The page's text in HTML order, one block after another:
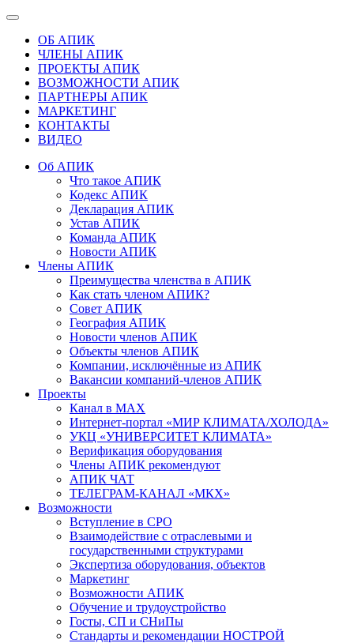
ОБ АПИК
ЧЛЕНЫ АПИК
ПРОЕКТЫ АПИК
ВОЗМОЖНОСТИ АПИК
ПАРТНЕРЫ АПИК
МАРКЕТИНГ
КОНТАКТЫ
ВИДЕО
Об АПИК
Что такое АПИК
Кодекс АПИК
Декларация АПИК
Устав АПИК
Команда АПИК
Новости АПИК
Члены АПИК
Преимущества членства в АПИК
Как стать членом АПИК?
Совет АПИК
География АПИК
Новости членов АПИК
Объекты членов АПИК
Компании, исключённые из АПИК
Вакансии компаний-членов АПИК
Проекты
Канал в MAX
Интернет-портал «МИР КЛИМАТА/ХОЛОДА»
УКЦ «УНИВЕРСИТЕТ КЛИМАТА»
Верификация оборудования
Члены АПИК рекомендуют
АПИК ЧАТ
ТЕЛЕГРАМ-КАНАЛ «МКХ»
Возможности
Вступление в СРО
Взаимодействие с отраслевыми и
государственными структурами
Экспертиза оборудования, объектов
Маркетинг
Возможности АПИК
Обучение и трудоустройство
Госты, СП и СНиПы
Стандарты и рекомендации НОСТРОЙ